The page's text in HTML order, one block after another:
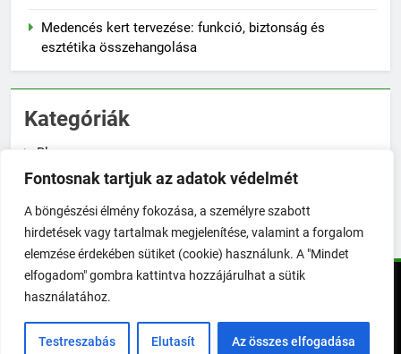
Fontosnak tartjuk az adatok védelmét
A böngészési élmény fokozása, a személyre szabott
hirdetések vagy tartalmak megjelenítése, valamint a forgalom
elemzése érdekében sütiket (cookie) használunk. A "Mindet
elfogadom" gombra kattintva hozzájárulhat a sütik
használatához.
Testreszabás Elutasít Az összes elfogadása
Medencés kert tervezése: funkció, biztonság és
esztétika összehangolása
Kategóriák
Blog
Növénygondozás
Zöldségtermesztés
TökéletesKert © Minden jog fenntartva! | 2026. Powered By
Impresszum Üzenetküldés